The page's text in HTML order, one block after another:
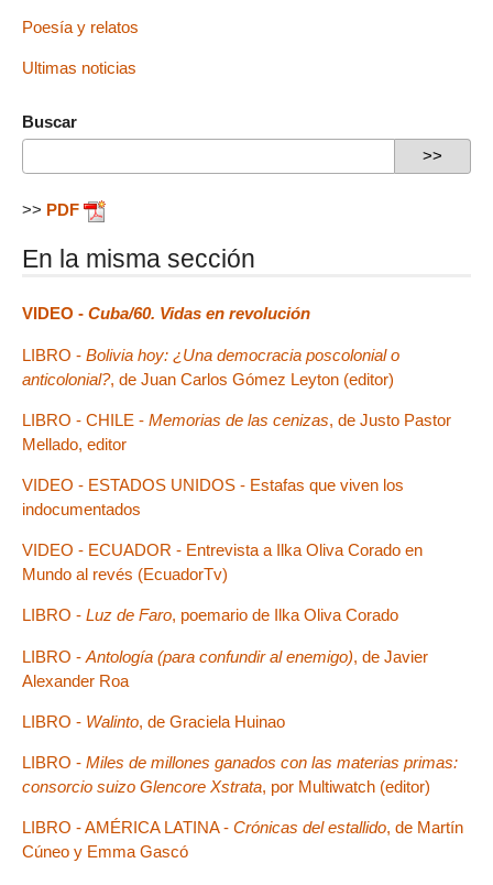
Poesía y relatos
Ultimas noticias
Buscar
>> PDF
En la misma sección
VIDEO - Cuba/60. Vidas en revolución
LIBRO - Bolivia hoy: ¿Una democracia poscolonial o
anticolonial?, de Juan Carlos Gómez Leyton (editor)
LIBRO - CHILE - Memorias de las cenizas, de Justo Pastor
Mellado, editor
VIDEO - ESTADOS UNIDOS - Estafas que viven los
indocumentados
VIDEO - ECUADOR - Entrevista a Ilka Oliva Corado en
Mundo al revés (EcuadorTv)
LIBRO - Luz de Faro, poemario de Ilka Oliva Corado
LIBRO - Antología (para confundir al enemigo), de Javier
Alexander Roa
LIBRO - Walinto, de Graciela Huinao
LIBRO - Miles de millones ganados con las materias primas:
consorcio suizo Glencore Xstrata, por Multiwatch (editor)
LIBRO - AMÉRICA LATINA - Crónicas del estallido, de Martín
Cúneo y Emma Gascó